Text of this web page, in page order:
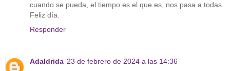
cuando se pueda, el tiempo es el que es, nos pasa a todas.
Feliz día.
Responder
Adaldrida 23 de febrero de 2024 a las 14:36